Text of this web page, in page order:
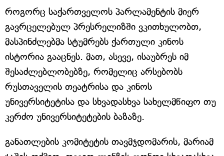
როგორც საქართველოს პარლამენტის მიერ
გავრცელებულ პრესრელიზში ვკითხულობთ,
მასპინძლებმა სტუმრებს ქართული კინოს
ისტორია გააცნეს. მათ, ასევე, ისაუბრეს იმ
შესაძლებლობებზე, რომელიც არსებობს
რუსთაველის თეატრისა და კინოს
უნივერსიტეტისა და სხვადასხვა სახელმწიფო თუ
კერძო უნივერსიტეტების ბაზაზე.
განათლების კომიტეტის თავმჯდომარის, მარიამ